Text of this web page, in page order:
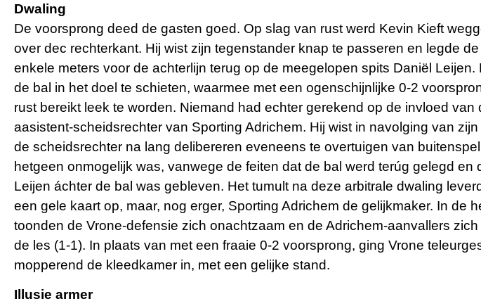
Dwaling
De voorsprong deed de gasten goed. Op slag van rust werd Kevin Kieft
over dec rechterkant. Hij wist zijn tegenstander knap te passeren en legde de
enkele meters voor de achterlijn terug op de meegelopen spits Daniël Leijen.
de bal in het doel te schieten, waarmee met een ogenschijnlijke 0-2
rust bereikt leek te worden. Niemand had echter gerekend op de invloed van
aasistent-scheidsrechter van Sporting Adrichem. Hij wist in navolging van
de scheidsrechter na lang delibereren eveneens te overtuigen van buitenspel
hetgeen onmogelijk was, vanwege de feiten dat de bal werd terúg gelegd en
Leijen áchter de bal was gebleven. Het tumult na deze arbitrale dwaling
een gele kaart op, maar, nog erger, Sporting Adrichem de gelijkmaker. In de
toonden de Vrone-defensie zich onachtzaam en de Adrichem-aanvallers zich
de les (1-1). In plaats van met een fraaie 0-2 voorsprong, ging Vrone
mopperend de kleedkamer in, met een gelijke stand.
Illusie armer